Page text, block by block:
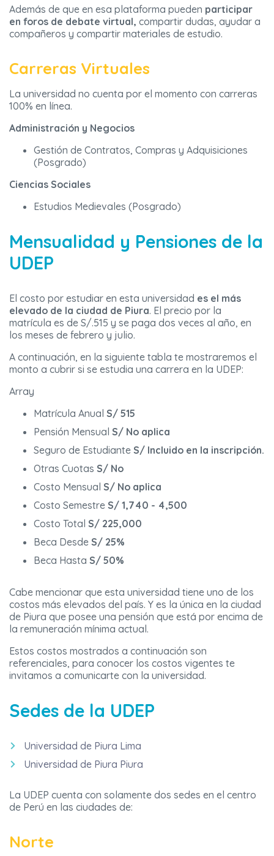
Además de que en esa plataforma pueden participar
en foros de debate virtual, compartir dudas, ayudar a
compañeros y compartir materiales de estudio.
Carreras Virtuales
La universidad no cuenta por el momento con carreras
100% en línea.
Administración y Negocios
Gestión de Contratos, Compras y Adquisiciones
(Posgrado)
Ciencias Sociales
Estudios Medievales (Posgrado)
Mensualidad y Pensiones de la
UDEP
El costo por estudiar en esta universidad es el más
elevado de la ciudad de Piura. El precio por la
matrícula es de S/.515 y se paga dos veces al año, en
los meses de febrero y julio.
A continuación, en la siguiente tabla te mostraremos el
monto a cubrir si se estudia una carrera en la UDEP:
Array
Matrícula Anual S/ 515
Pensión Mensual S/ No aplica
Seguro de Estudiante S/ Incluido en la inscripción.
Otras Cuotas S/ No
Costo Mensual S/ No aplica
Costo Semestre S/ 1,740 - 4,500
Costo Total S/ 225,000
Beca Desde S/ 25%
Beca Hasta S/ 50%
Cabe mencionar que esta universidad tiene uno de los
costos más elevados del país. Y es la única en la ciudad
de Piura que posee una pensión que está por encima de
la remuneración mínima actual.
Estos costos mostrados a continuación son
referenciales, para conocer los costos vigentes te
invitamos a comunicarte con la universidad.
Sedes de la UDEP
Universidad de Piura Lima
Universidad de Piura Piura
La UDEP cuenta con solamente dos sedes en el centro
de Perú en las ciudades de:
Norte